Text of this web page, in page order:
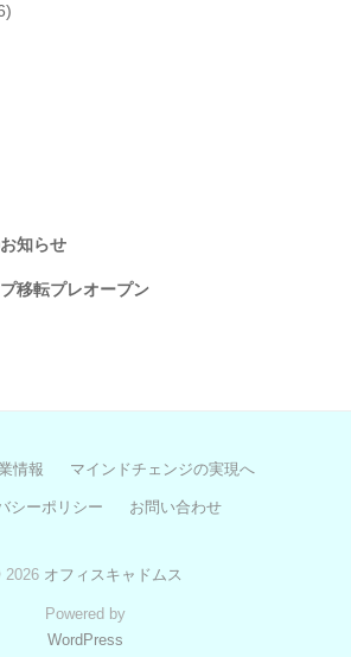
知らせ
移転プレオープン
情報 マインドチェンジの実現へ
シーポリシー お問い合わせ
2026 オフィスキャドムス
Powered by
WordPress